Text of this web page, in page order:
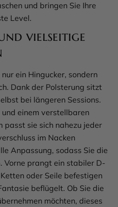
und bringen Sie Ihre
Level.
vielseitige
ein Hingucker, sondern
Dank der Polsterung sitzt
bei längeren Sessions.
einem verstellbaren
passt sie sich nahezu jeder
im Nacken
Anpassung, sodass Sie die
Vorne prangt ein stabiler D-
oder Seile befestigen
beflügelt. Ob Sie die
möchten, dieses